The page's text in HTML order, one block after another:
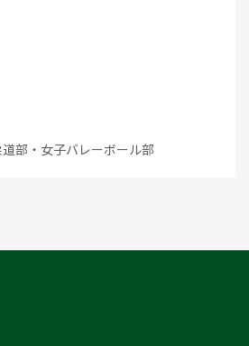
部・女子バレーボール部